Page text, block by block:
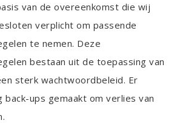
van de overeenkomst die wij
verplicht om passende
te nemen. Deze
bestaan uit de toepassing van
sterk wachtwoordbeleid. Er
ups gemaakt om verlies van